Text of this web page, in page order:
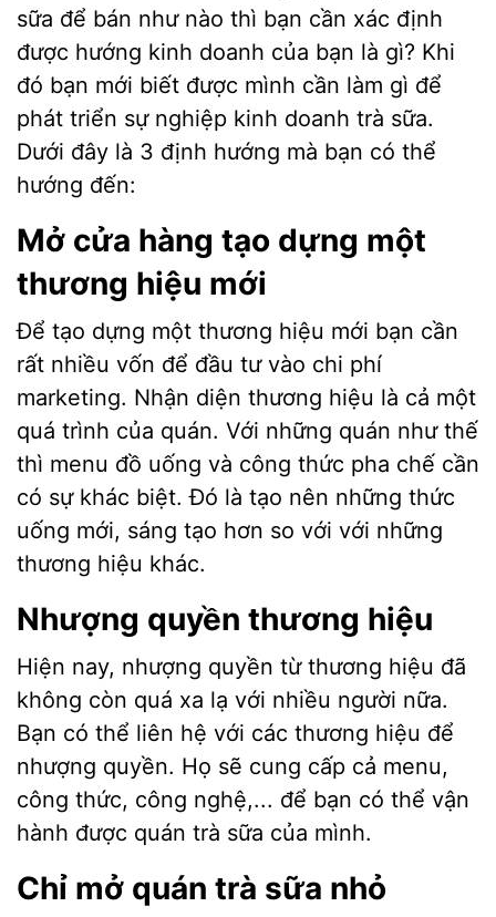
sữa để bán như nào thì bạn cần xác định
được hướng kinh doanh của bạn là gì? Khi
đó bạn mới biết được mình cần làm gì để
phát triển sự nghiệp kinh doanh trà sữa.
Dưới đây là 3 định hướng mà bạn có thể
hướng đến:
Mở cửa hàng tạo dựng một
thương hiệu mới
Để tạo dựng một thương hiệu mới bạn cần
rất nhiều vốn để đầu tư vào chi phí
marketing. Nhận diện thương hiệu là cả một
quá trình của quán. Với những quán như thế
thì menu đồ uống và công thức pha chế cần
có sự khác biệt. Đó là tạo nên những thức
uống mới, sáng tạo hơn so với với những
thương hiệu khác.
Nhượng quyền thương hiệu
Hiện nay, nhượng quyền từ thương hiệu đã
không còn quá xa lạ với nhiều người nữa.
Bạn có thể liên hệ với các thương hiệu để
nhượng quyền. Họ sẽ cung cấp cả menu,
công thức, công nghệ,... để bạn có thể vận
hành được quán trà sữa của mình.
Chỉ mở quán trà sữa nhỏ